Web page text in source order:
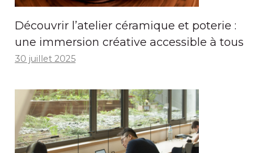
Découvrir l’atelier céramique et poterie :
une immersion créative accessible à tous
30 juillet 2025